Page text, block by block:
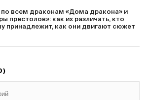
по всем драконам «Дома дракона» и
престолов»: как их различать, кто
принадлежит, как они двигают сюжет